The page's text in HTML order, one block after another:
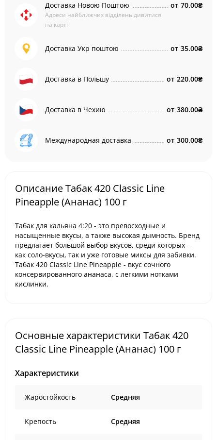
Доставка Новою Поштою
Адреси найближчих відділень дивитися
на карті
от 70.00₴
Доставка Укр поштою от 35.00₴
Доставка в Польшу от 220.00₴
Доставка в Чехию от 380.00₴
Международная доставка от 300.00₴
Описание Табак 420 Classic Line
Pineapple (Ананас) 100 г
Табак для кальяна 4:20 - это превосходные и
насыщенные вкусы, а также высокая дымность. Бренд
предлагает большой выбор вкусов, среди которых –
как соло-вкусы, так и уже готовые миксы для забивки.
Табак 420 Classic Line Pineapple - вкус сочного
консервированного ананаса, с легкими нотками
кислинки.
Основные характеристики Табак 420
Classic Line Pineapple (Ананас) 100 г
Характеристики
Жаростойкость Средняя
Крепость Средняя